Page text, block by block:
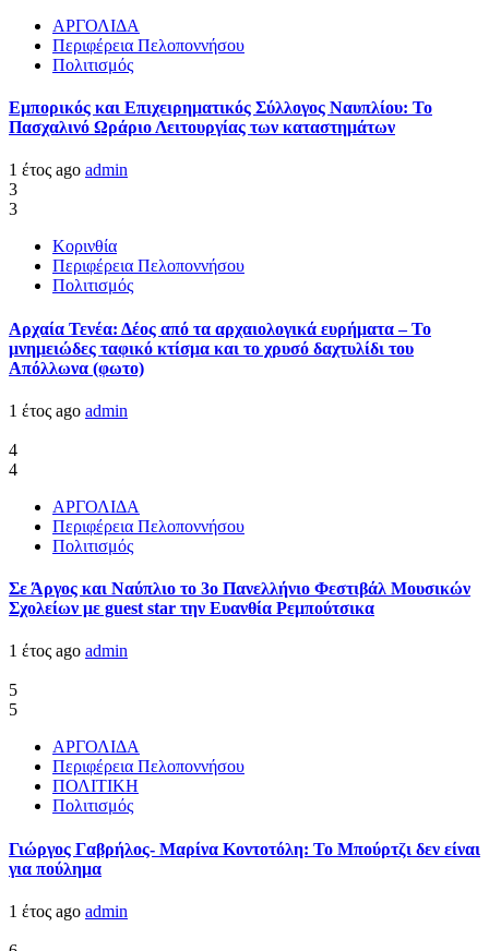
ΑΡΓΟΛΙΔΑ
Περιφέρεια Πελοποννήσου
Πολιτισμός
Εμπορικός και Επιχειρηματικός Σύλλογος Ναυπλίου: Το
Πασχαλινό Ωράριο Λειτουργίας των καταστημάτων
1 έτος ago admin
3
3
Κορινθία
Περιφέρεια Πελοποννήσου
Πολιτισμός
Αρχαία Τενέα: Δέος από τα αρχαιολογικά ευρήματα – Το
μνημειώδες ταφικό κτίσμα και το χρυσό δαχτυλίδι του
Απόλλωνα (φωτο)
1 έτος ago admin
4
4
ΑΡΓΟΛΙΔΑ
Περιφέρεια Πελοποννήσου
Πολιτισμός
Σε Άργος και Ναύπλιο το 3ο Πανελλήνιο Φεστιβάλ Μουσικών
Σχολείων με guest star την Ευανθία Ρεμπούτσικα
1 έτος ago admin
5
5
ΑΡΓΟΛΙΔΑ
Περιφέρεια Πελοποννήσου
ΠΟΛΙΤΙΚΗ
Πολιτισμός
Γιώργος Γαβρήλος- Μαρίνα Κοντοτόλη: Το Μπούρτζι δεν είναι
για πούλημα
1 έτος ago admin